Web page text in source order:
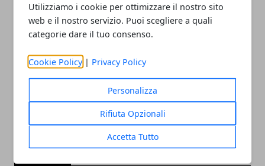
Utilizziamo i cookie per ottimizzare il nostro sito
web e il nostro servizio. Puoi scegliere a quali
categorie dare il tuo consenso.
Cookie Policy | Privacy Policy
Personalizza
Rifiuta Opzionali
Accetta Tutto
ARTICOLI CORRELATI